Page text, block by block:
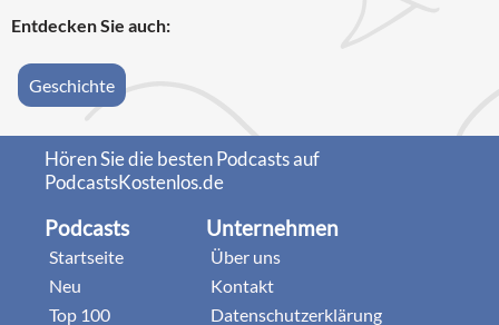
Entdecken Sie auch:
Geschichte
Hören Sie die besten Podcasts auf
PodcastsKostenlos.de
Podcasts
Startseite
Neu
Top 100
Unternehmen
Über uns
Kontakt
Datenschutzerklärung